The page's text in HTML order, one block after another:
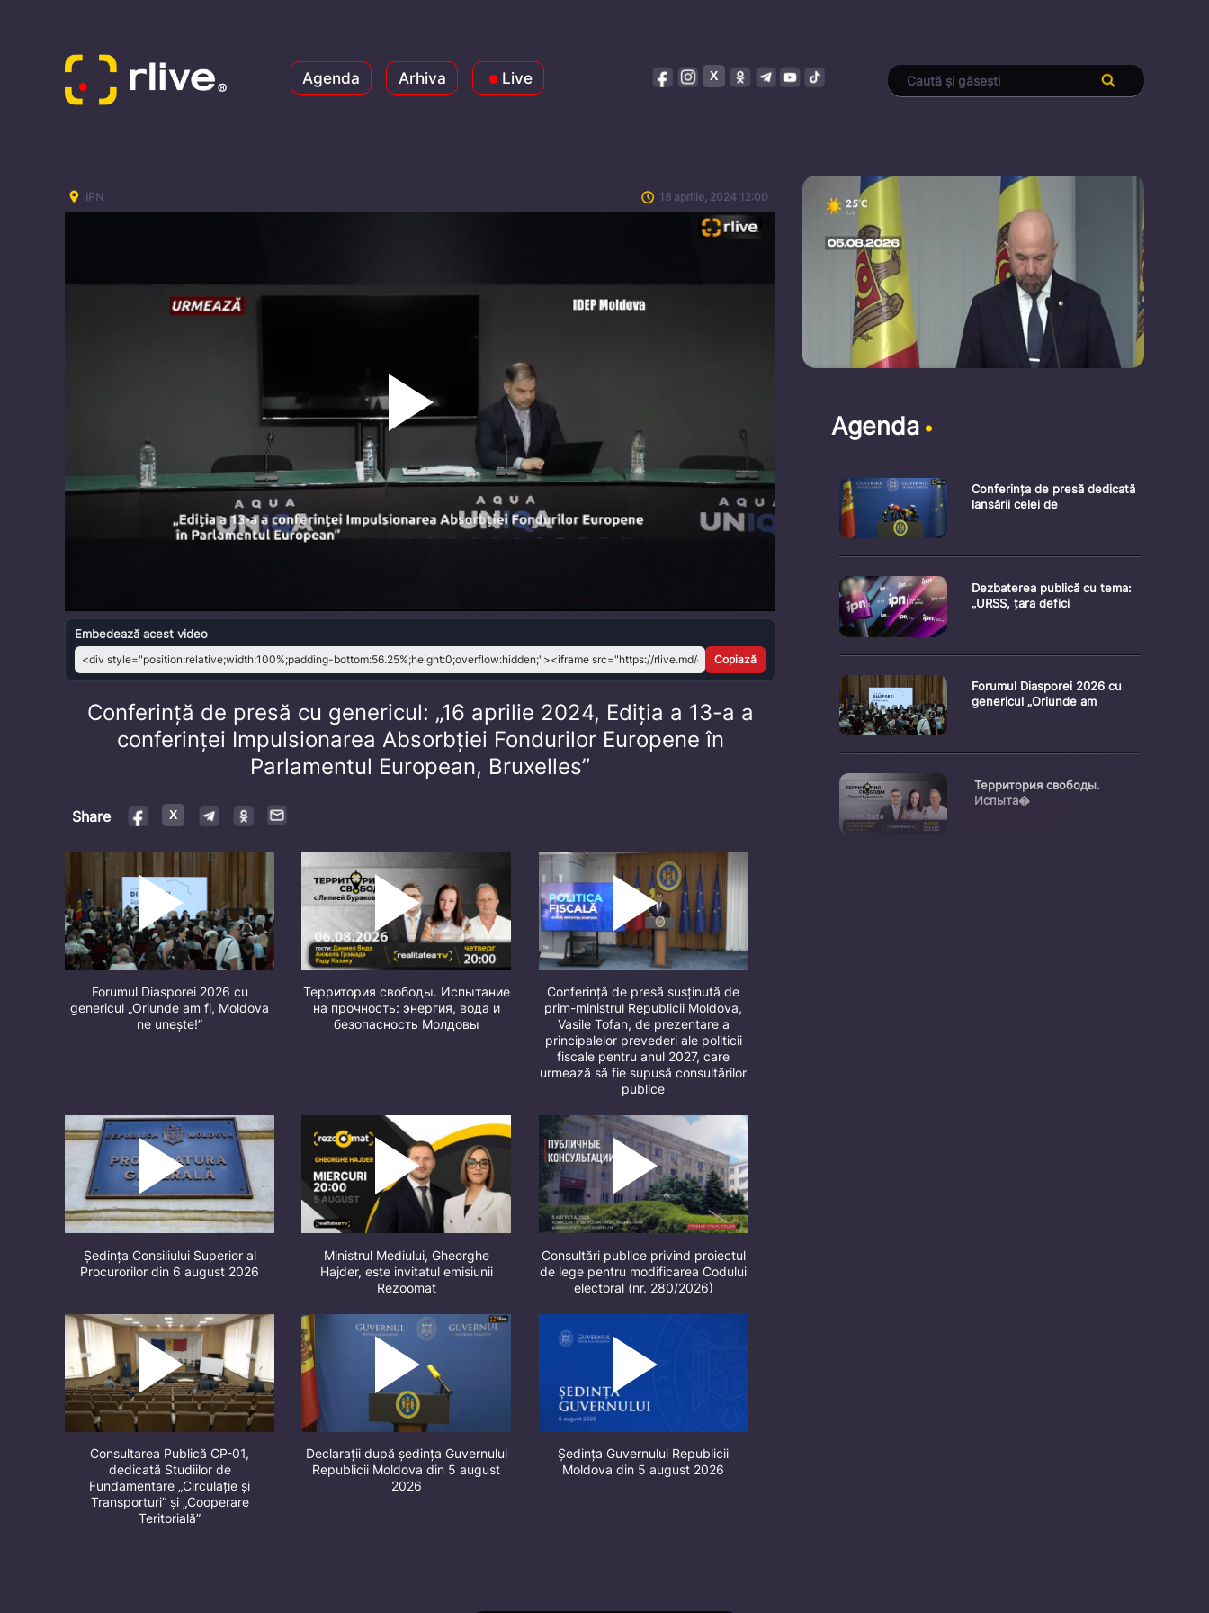
Agenda Arhiva Live
IPN 18 aprilie, 2024 12:00
Play
Video
Embedează acest video
Copiază
Conferință de presă cu genericul: „16 aprilie 2024, Ediția a 13-a a
conferinței Impulsionarea Absorbției Fondurilor Europene în
Parlamentul European, Bruxelles”
Share
Forumul Diasporei 2026 cu
genericul „Oriunde am fi, Moldova
ne unește!”
Территория свободы. Испытание
на прочность: энергия, вода и
безопасность Молдовы
Conferință de presă susținută de
prim-ministrul Republicii Moldova,
Vasile Tofan, de prezentare a
principalelor prevederi ale politicii
fiscale pentru anul 2027, care
urmează să fie supusă consultărilor
publice
Ședința Consiliului Superior al
Procurorilor din 6 august 2026
Ministrul Mediului, Gheorghe
Hajder, este invitatul emisiunii
Rezoomat
Consultări publice privind proiectul
de lege pentru modificarea Codului
electoral (nr. 280/2026)
Consultarea Publică CP-01,
dedicată Studiilor de
Fundamentare „Circulație și
Transporturi” și „Cooperare
Teritorială”
Declarații după ședința Guvernului
Republicii Moldova din 5 august
2026
Ședința Guvernului Republicii
Moldova din 5 august 2026
Agenda
Conferința de presă dedicată
lansării celei de
Dezbaterea publică cu tema:
„URSS, țara defici
Forumul Diasporei 2026 cu
genericul „Oriunde am
Территория свободы.
Испыта�